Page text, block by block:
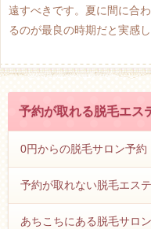
遠すべきです。夏に間に合
るのが最良の時期だと実感し
予約が取れる脱毛エ
0円からの脱毛サロン予約
予約が取れない脱毛エステ
あちこちにある脱毛サロ